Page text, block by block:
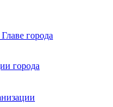
города
города